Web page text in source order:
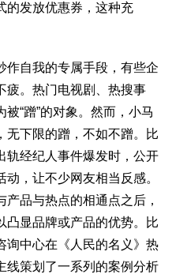
的发放优惠券，这种充
自我的专属手段，有些企
疲。热门电视剧、热搜事
“蹭”的对象。然而，小马
无下限的蹭，不如不蹭。比
轨经纪人事件爆发时，公开
，让不少网友相当反感。
品与热点的相通点之后，
凸显品牌或产品的优势。比
询中心在《人民的名义》热
线策划了一系列的案例分析